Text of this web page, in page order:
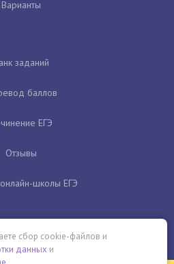
Варианты
заданий
баллов
ЕГЭ
Отзывы
школы ЕГЭ
сбор cookie-файлов и
данных и